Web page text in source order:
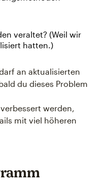
veraltet? (Weil wir
hatten.)
an aktualisierten
du dieses Problem
werden,
mit viel höheren